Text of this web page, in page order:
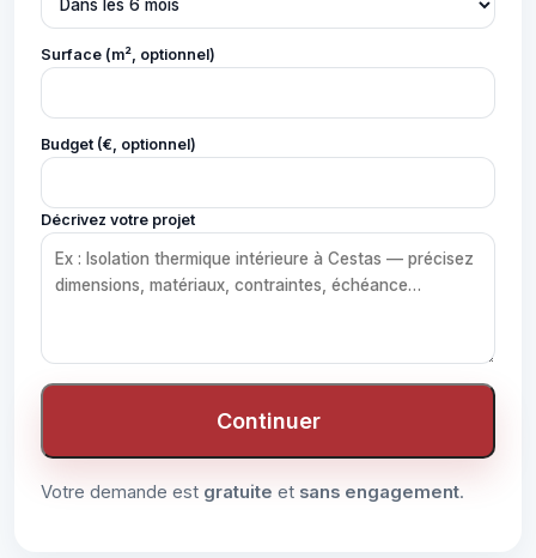
Surface (m², optionnel)
Budget (€, optionnel)
Décrivez votre projet
Continuer
Votre demande est gratuite et sans engagement.